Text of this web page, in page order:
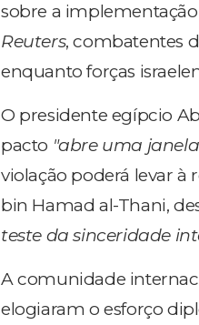
sobre a
Reuters, combatentes
enquanto forças
O presidente egípcio
pacto "abre uma
violação poderá levar à
bin Hamad al-Thani,
teste da sinceridade
A comunidade
elogiaram o esforço